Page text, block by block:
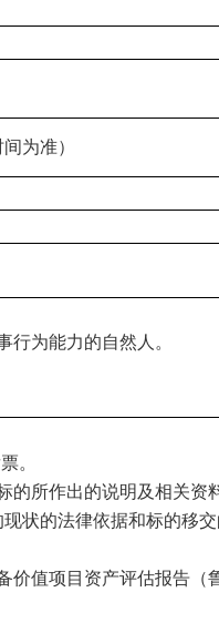
为准）
行为能力的自然人。
。
的所作出的说明及相关资
状的法律依据和标的移
价值项目资产评估报告（